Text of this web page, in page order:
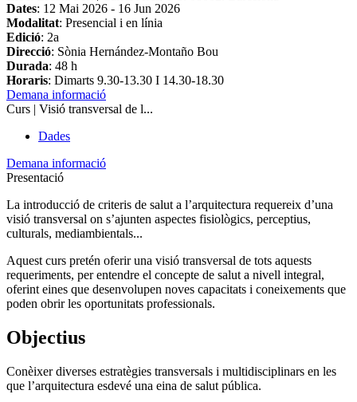
Dates: 12 Mai 2026 - 16 Jun 2026
Modalitat: Presencial i en línia
Edició: 2a
Direcció: Sònia Hernández-Montaño Bou
Durada: 48 h
Horaris: Dimarts 9.30-13.30 I 14.30-18.30
Demana informació
Curs | Visió transversal de l...
Dades
Demana informació
Presentació
La introducció de criteris de salut a l’arquitectura requereix d’una
visió transversal on s’ajunten aspectes fisiològics, perceptius,
culturals, mediambientals...
Aquest curs pretén oferir una visió transversal de tots aquests
requeriments, per entendre el concepte de salut a nivell integral,
oferint eines que desenvolupen noves capacitats i coneixements que
poden obrir les oportunitats professionals.
Objectius
Conèixer diverses estratègies transversals i multidisciplinars en les
que l’arquitectura esdevé una eina de salut pública.